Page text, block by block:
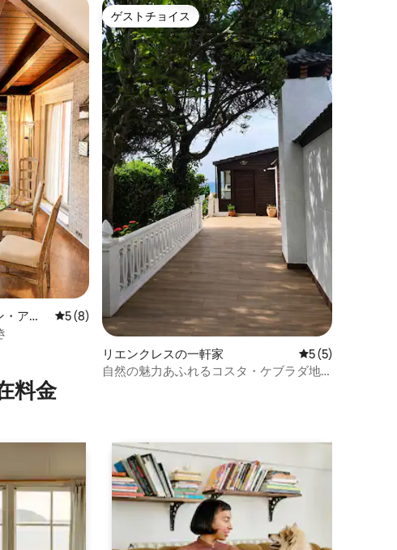
価
アパ
レビュー8件、5つ星中5つ星の平均評価
5 (8)
ゲストチョイス
ゲストチョイス
リエンクレスの一軒家 レビュー5件、5
5 (5)
自然の魅力あふれるコスタ・ケブラダ地
料⁠金